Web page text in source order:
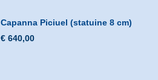
Capanna Piciuel (statuine 8 cm)
€ 640,00